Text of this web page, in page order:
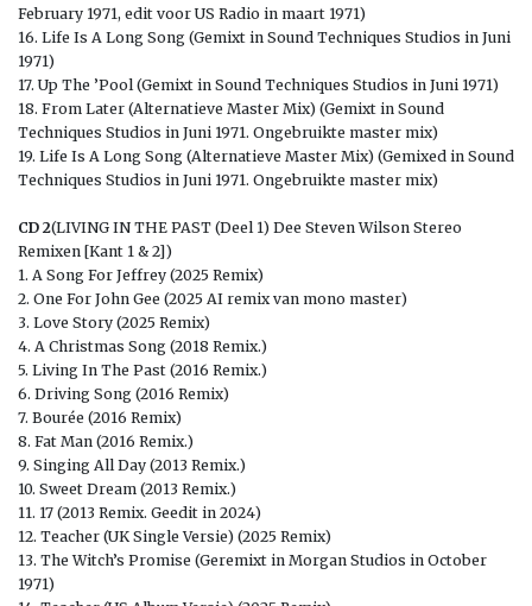
February 1971, edit voor US Radio in maart 1971)
16. Life Is A Long Song (Gemixt in Sound Techniques Studios in Juni
1971)
17. Up The ’Pool (Gemixt in Sound Techniques Studios in Juni 1971)
18. From Later (Alternatieve Master Mix) (Gemixt in Sound
Techniques Studios in Juni 1971. Ongebruikte master mix)
19. Life Is A Long Song (Alternatieve Master Mix) (Gemixed in Sound
Techniques Studios in Juni 1971. Ongebruikte master mix)
CD 2(LIVING IN THE PAST (Deel 1) Dee Steven Wilson Stereo
Remixen [Kant 1 & 2])
1. A Song For Jeffrey (2025 Remix)
2. One For John Gee (2025 AI remix van mono master)
3. Love Story (2025 Remix)
4. A Christmas Song (2018 Remix.)
5. Living In The Past (2016 Remix.)
6. Driving Song (2016 Remix)
7. Bourée (2016 Remix)
8. Fat Man (2016 Remix.)
9. Singing All Day (2013 Remix.)
10. Sweet Dream (2013 Remix.)
11. 17 (2013 Remix. Geedit in 2024)
12. Teacher (UK Single Versie) (2025 Remix)
13. The Witch’s Promise (Geremixt in Morgan Studios in October
1971)